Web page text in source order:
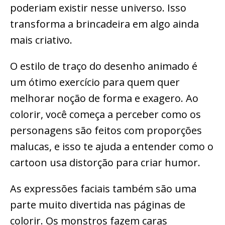
poderiam existir nesse universo. Isso
transforma a brincadeira em algo ainda
mais criativo.
O estilo de traço do desenho animado é
um ótimo exercício para quem quer
melhorar noção de forma e exagero. Ao
colorir, você começa a perceber como os
personagens são feitos com proporções
malucas, e isso te ajuda a entender como o
cartoon usa distorção para criar humor.
As expressões faciais também são uma
parte muito divertida nas páginas de
colorir. Os monstros fazem caras